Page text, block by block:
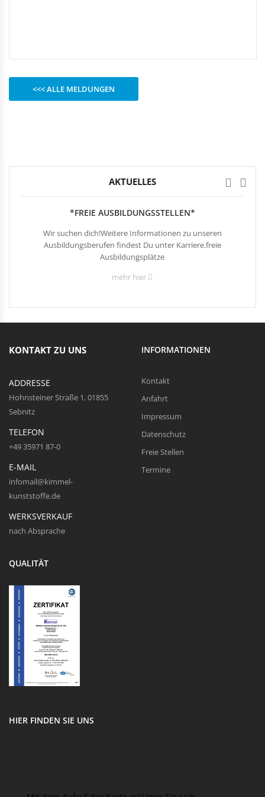
Kabelklemmbügel
<<< ALLE MELDUNGEN
AKTUELLES
*FREIE AUSBILDUNGSSTELLEN*
Wir suchen dich!Weitere Informationen zu unseren
Ausbildungsberufen findest Du unter Karriere.freie
Ausbildungsplätze
mehr hier
KONTAKT ZU UNS
ADDRESSE
Hohnsteiner Straße 1, 01855
Sebnitz
TELEFON
+49 35971 87-0
E-MAIL
infomail@kimmel-
kunststoffe.de
WERKSVERKAUF
nach Absprache
INFORMATIONEN
Kontakt
Anfahrt
Impressum
Datenschutz
Freie Stellen
Termine
QUALITÄT
HIER FINDEN SIE UNS